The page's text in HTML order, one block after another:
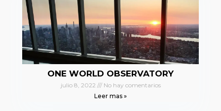
ONE WORLD OBSERVATORY
julio 8, 2022
No hay comentarios
Leer mas »